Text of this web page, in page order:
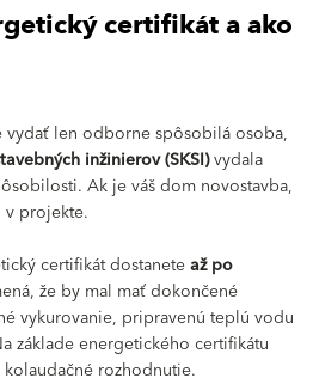
certifikát a ako
vydať len odborne spôsobilá osoba,
inžinierov (SKSI)vydala
Ak je váš dom novostavba,
v projekte.
certifikát dostaneteaž po
že by mal mať dokončené
vykurovanie, pripravenú teplú vodu
základe energetického certifikátu
rozhodnutie.